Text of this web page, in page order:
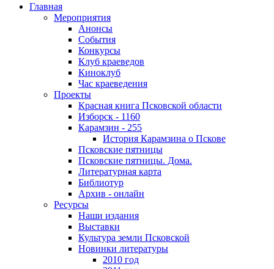
Главная
Мероприятия
Анонсы
События
Конкурсы
Клуб краеведов
Киноклуб
Час краеведения
Проекты
Красная книга Псковской области
Изборск - 1160
Карамзин - 255
История Карамзина о Пскове
Псковские пятницы
Псковские пятницы. Дома.
Литературная карта
Библиотур
Архив - онлайн
Ресурсы
Наши издания
Выставки
Культура земли Псковской
Новинки литературы
2010 год